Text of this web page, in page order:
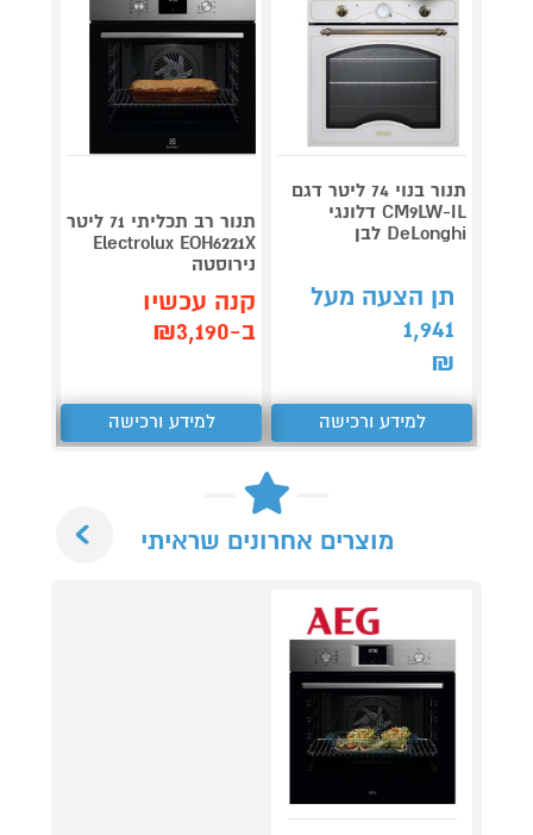
תנור בנוי 74 ליטר דגם
CM9LW-IL דלונגי
DeLonghi לבן
תן הצעה מעל
1,941
₪
למידע ורכישה
תנור רב תכליתי 71 ליטר
Electrolux EOH6221X
נירוסטה
קנה עכשיו
ב-₪3,190
למידע ורכישה
מוצרים אחרונים שראיתי